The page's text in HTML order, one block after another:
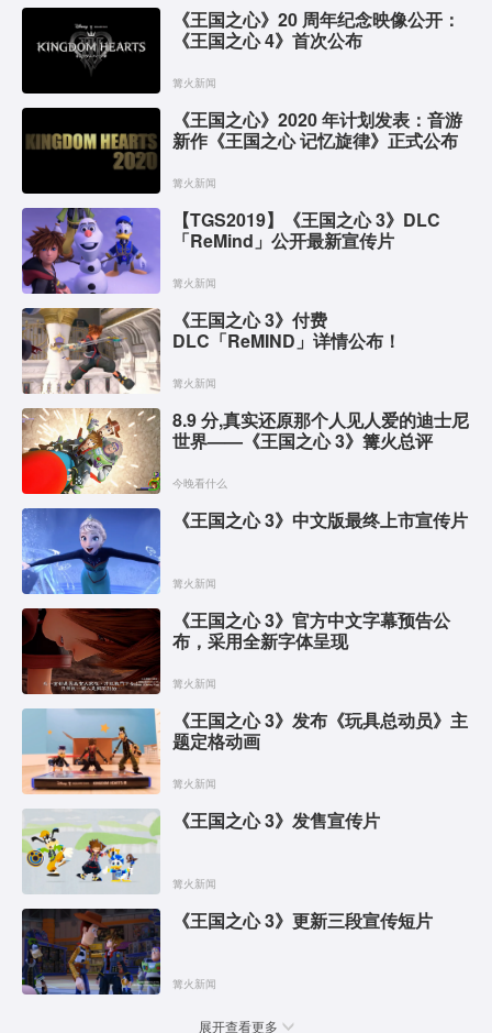
《王国之心》20 周年纪念映像公开：
《王国之心 4》首次公布
篝火新闻
《王国之心》2020 年计划发表：音游
新作《王国之心 记忆旋律》正式公布
篝火新闻
【TGS2019】《王国之心 3》DLC
「ReMind」公开最新宣传片
篝火新闻
《王国之心 3》付费
DLC「ReMIND」详情公布！
篝火新闻
8.9 分,真实还原那个人见人爱的迪士尼
世界——《王国之心 3》篝火总评
今晚看什么
《王国之心 3》中文版最终上市宣传片
篝火新闻
《王国之心 3》官方中文字幕预告公
布，采用全新字体呈现
篝火新闻
《王国之心 3》发布《玩具总动员》主
题定格动画
篝火新闻
《王国之心 3》发售宣传片
篝火新闻
《王国之心 3》更新三段宣传短片
篝火新闻
展开查看更多